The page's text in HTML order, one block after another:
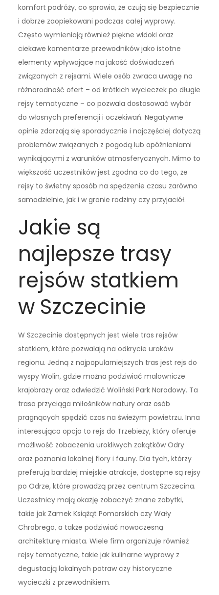
komfort podróży, co sprawia, że czują się bezpiecznie
i dobrze zaopiekowani podczas całej wyprawy.
Często wymieniają również piękne widoki oraz
ciekawe komentarze przewodników jako istotne
elementy wpływające na jakość doświadczeń
związanych z rejsami. Wiele osób zwraca uwagę na
różnorodność ofert – od krótkich wycieczek po długie
rejsy tematyczne – co pozwala dostosować wybór
do własnych preferencji i oczekiwań. Negatywne
opinie zdarzają się sporadycznie i najczęściej dotyczą
problemów związanych z pogodą lub opóźnieniami
wynikającymi z warunków atmosferycznych. Mimo to
większość uczestników jest zgodna co do tego, że
rejsy to świetny sposób na spędzenie czasu zarówno
samodzielnie, jak i w gronie rodziny czy przyjaciół.
Jakie są
najlepsze trasy
rejsów statkiem
w Szczecinie
W Szczecinie dostępnych jest wiele tras rejsów
statkiem, które pozwalają na odkrycie uroków
regionu. Jedną z najpopularniejszych tras jest rejs do
wyspy Wolin, gdzie można podziwiać malownicze
krajobrazy oraz odwiedzić Woliński Park Narodowy. Ta
trasa przyciąga miłośników natury oraz osób
pragnących spędzić czas na świeżym powietrzu. Inna
interesująca opcja to rejs do Trzebieży, który oferuje
możliwość zobaczenia urokliwych zakątków Odry
oraz poznania lokalnej flory i fauny. Dla tych, którzy
preferują bardziej miejskie atrakcje, dostępne są rejsy
po Odrze, które prowadzą przez centrum Szczecina.
Uczestnicy mają okazję zobaczyć znane zabytki,
takie jak Zamek Książąt Pomorskich czy Wały
Chrobrego, a także podziwiać nowoczesną
architekturę miasta. Wiele firm organizuje również
rejsy tematyczne, takie jak kulinarne wyprawy z
degustacją lokalnych potraw czy historyczne
wycieczki z przewodnikiem.